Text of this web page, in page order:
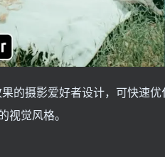
的摄影爱好者设计，可快速
觉风格。